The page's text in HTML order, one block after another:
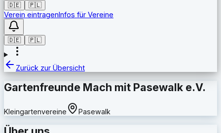
🇩🇪 🇵🇱
Verein eintragenInfos für Vereine
🇩🇪 🇵🇱
Zurück zur Übersicht
Gartenfreunde Mach mit Pasewalk e.V.
Kleingartenvereine Pasewalk